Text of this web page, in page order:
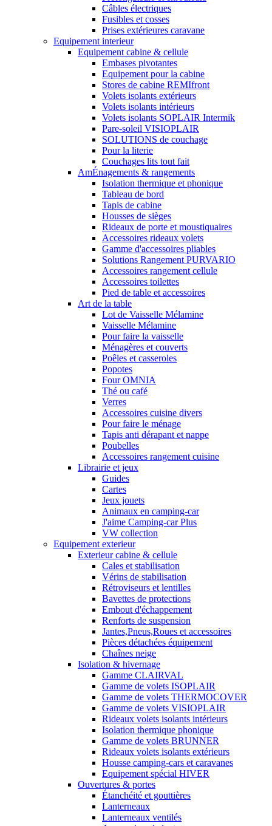
Câbles électriques
Fusibles et cosses
Prises extérieures caravane
Equipement interieur
Equipement cabine & cellule
Embases pivotantes
Equipement pour la cabine
Stores de cabine REMIfront
Volets isolants extérieurs
Volets isolants intérieurs
Volets isolants SOPLAIR Intermik
Pare-soleil VISIOPLAIR
SOLUTIONS de couchage
Pour la literie
Couchages lits tout fait
AmÉnagements & rangements
Isolation thermique et phonique
Tableau de bord
Tapis de cabine
Housses de sièges
Rideaux de porte et moustiquaires
Accessoires rideaux volets
Gamme d'accessoires pliables
Solutions Rangement PURVARIO
Accessoires rangement cellule
Accessoires toilettes
Pied de table et accessoires
Art de la table
Lot de Vaisselle Mélamine
Vaisselle Mélamine
Pour faire la vaisselle
Ménagères et couverts
Poêles et casseroles
Popotes
Four OMNIA
Thé ou café
Verres
Accessoires cuisine divers
Pour faire le ménage
Tapis anti dérapant et nappe
Poubelles
Accessoires rangement cuisine
Librairie et jeux
Guides
Cartes
Jeux jouets
Animaux en camping-car
J'aime Camping-car Plus
VW collection
Equipement exterieur
Exterieur cabine & cellule
Cales et stabilisation
Vérins de stabilisation
Rétroviseurs et lentilles
Bavettes de protections
Embout d'échappement
Renforts de suspension
Jantes,Pneus,Roues et accessoires
Pièces détachées équipement
Chaînes neige
Isolation & hivernage
Gamme CLAIRVAL
Gamme de volets ISOPLAIR
Gamme de volets THERMOCOVER
Gamme de volets VISIOPLAIR
Rideaux volets isolants intérieurs
Isolation thermique phonique
Gamme de volets BRUNNER
Rideaux volets isolants extérieurs
Housse camping-cars et caravanes
Equipement spécial HIVER
Ouvertures & portes
Étanchéité et gouttières
Lanterneaux
Lanterneaux ventilés